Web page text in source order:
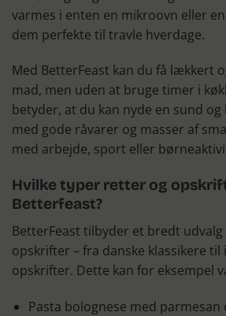
varmes i enten en mikroovn eller
dem perfekte til travle hverdage.
Med BetterFeast kan du få lækkert
mad, men uden at bruge timer i
betyder, at du kan nyde en sund
med gode råvarer og masser af
med arbejde, sport eller
Hvilke typer retter og
Betterfeast?
BetterFeast tilbyder et bredt
opskrifter – fra danske klassikere
opskrifter. Dette kan for eksempel
Pasta bolognese med